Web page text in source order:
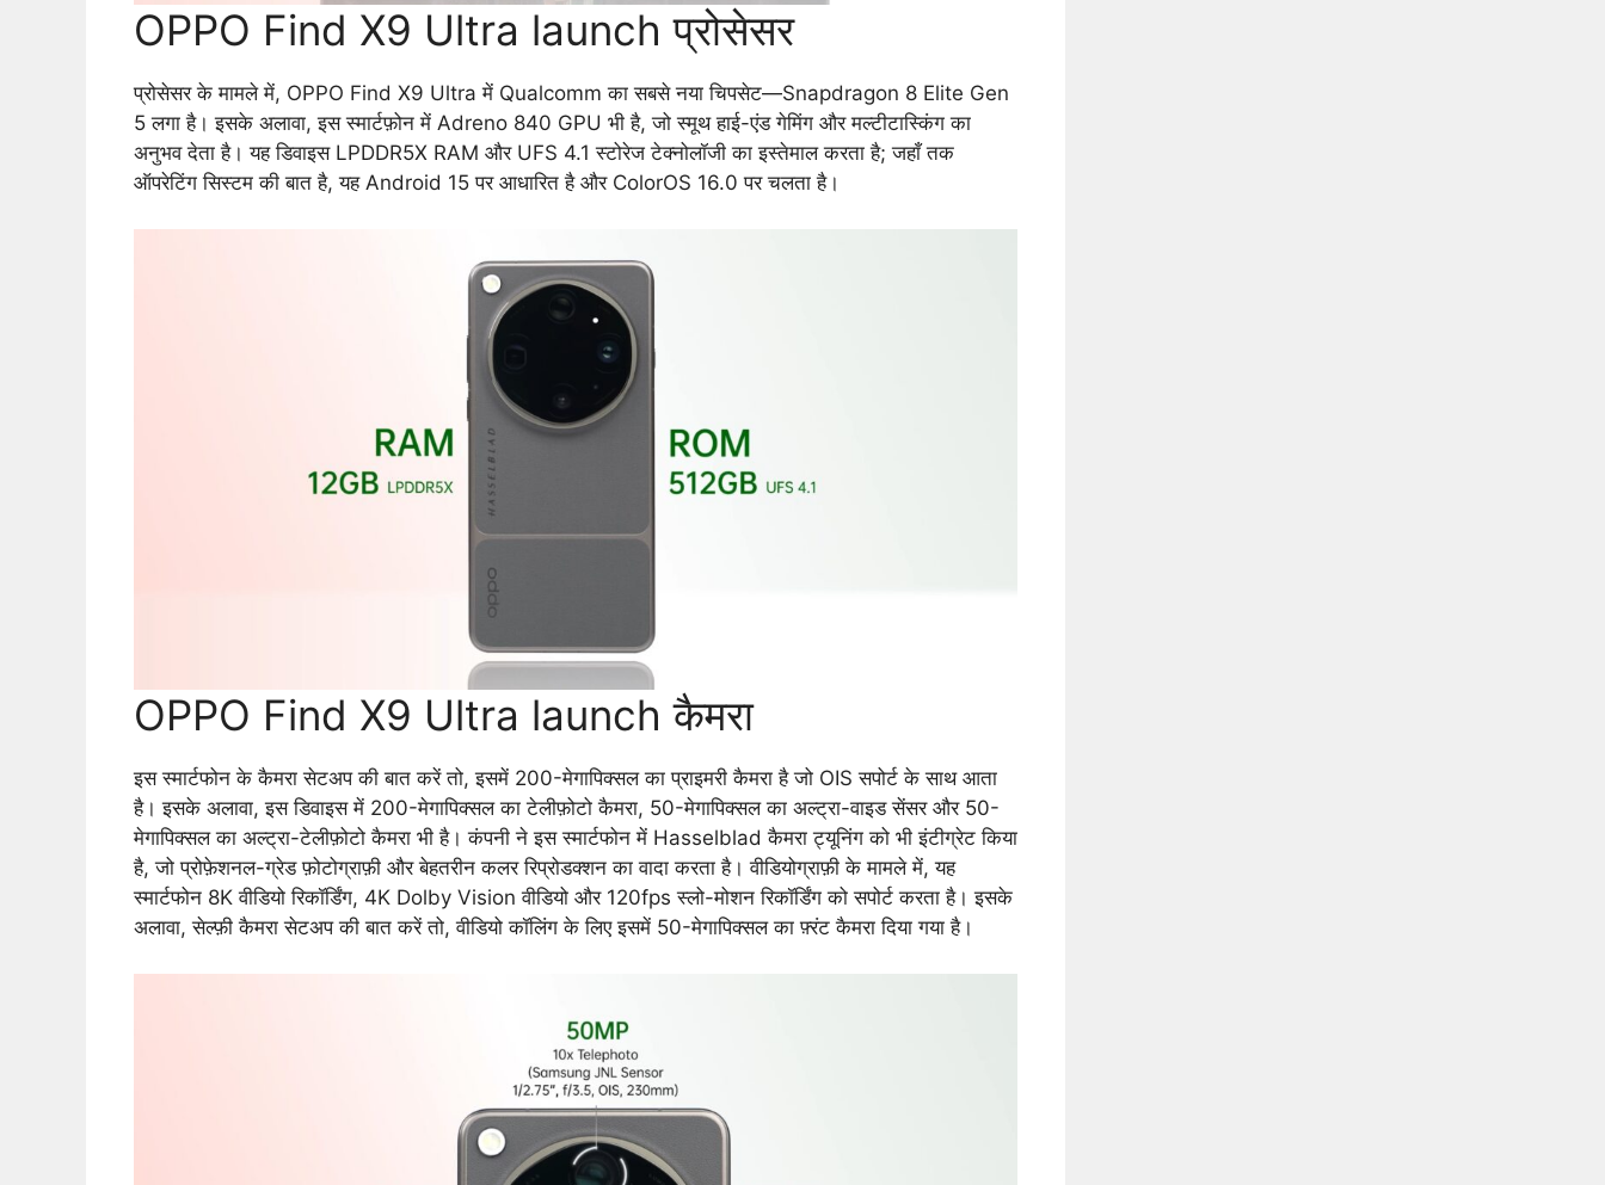
OPPO Find X9 Ultra launch प्रोसेसर
प्रोसेसर के मामले में, OPPO Find X9 Ultra में Qualcomm का सबसे नया चिपसेट—Snapdragon 8 Elite Gen
5 लगा है। इसके अलावा, इस स्मार्टफ़ोन में Adreno 840 GPU भी है, जो स्मूथ हाई-एंड गेमिंग और मल्टीटास्किंग का
अनुभव देता है। यह डिवाइस LPDDR5X RAM और UFS 4.1 स्टोरेज टेक्नोलॉजी का इस्तेमाल करता है; जहाँ तक
ऑपरेटिंग सिस्टम की बात है, यह Android 15 पर आधारित है और ColorOS 16.0 पर चलता है।
OPPO Find X9 Ultra launch कैमरा
इस स्मार्टफोन के कैमरा सेटअप की बात करें तो, इसमें 200-मेगापिक्सल का प्राइमरी कैमरा है जो OIS सपोर्ट के साथ आता
है। इसके अलावा, इस डिवाइस में 200-मेगापिक्सल का टेलीफ़ोटो कैमरा, 50-मेगापिक्सल का अल्ट्रा-वाइड सेंसर और 50-
मेगापिक्सल का अल्ट्रा-टेलीफ़ोटो कैमरा भी है। कंपनी ने इस स्मार्टफोन में Hasselblad कैमरा ट्यूनिंग को भी इंटीग्रेट किया
है, जो प्रोफ़ेशनल-ग्रेड फ़ोटोग्राफ़ी और बेहतरीन कलर रिप्रोडक्शन का वादा करता है। वीडियोग्राफ़ी के मामले में, यह
स्मार्टफोन 8K वीडियो रिकॉर्डिंग, 4K Dolby Vision वीडियो और 120fps स्लो-मोशन रिकॉर्डिंग को सपोर्ट करता है। इसके
अलावा, सेल्फ़ी कैमरा सेटअप की बात करें तो, वीडियो कॉलिंग के लिए इसमें 50-मेगापिक्सल का फ़्रंट कैमरा दिया गया है।